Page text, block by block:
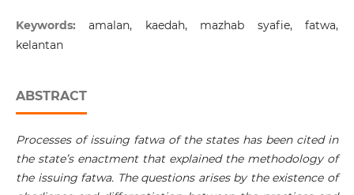
Keywords:amalan, kaedah, mazhab syafie, fatwa,
kelantan
ABSTRACT
Processes of issuing fatwa of the states has been cited in
the state’s enactment that explained the methodology of
the issuing fatwa. The questions arises by the existence of